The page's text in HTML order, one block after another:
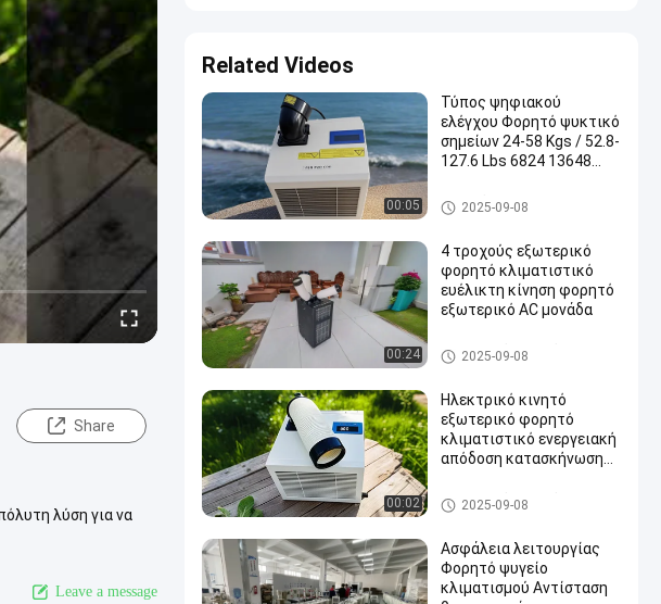
Share
λύση για να
Leave a message
Related Videos
00:05
Τύπος ψηφιακού
ελέγχου Φορητό ψυκτικό
σημείων 24-58 Kgs / 52.8-
127.6 Lbs 6824 13648
ψύξης για βιομηχανικά
Φορητό ψυγείο σημείων
2025-09-08
00:24
4 τροχούς εξωτερικό
φορητό κλιματιστικό
ευέλικτη κίνηση φορητό
εξωτερικό AC μονάδα
Εξωτερικό φορητό κλιματισ
τικό
2025-09-08
00:02
Ηλεκτρικό κινητό
εξωτερικό φορητό
κλιματιστικό ενεργειακή
απόδοση κατασκήνωση
Εξωτερικό φορητό κλιματισ
τικό
2025-09-08
Ασφάλεια λειτουργίας
Φορητό ψυγείο
κλιματισμού Αντίσταση